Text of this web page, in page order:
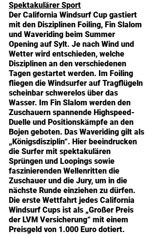
Spektakulärer Sport
Der California Windsurf Cup gastiert
mit den Disziplinen Foiling, Fin Slalom
und Waveriding beim Summer
Opening auf Sylt. Je nach Wind und
Wetter wird entschieden, welche
Disziplinen an den verschiedenen
Tagen gestartet werden. Im Foiling
fliegen die Windsurfer auf Tragflügeln
scheinbar schwerelos über das
Wasser. Im Fin Slalom werden den
Zuschauern spannende Highspeed-
Duelle und Positionskämpfe an den
Bojen geboten. Das Waveriding gilt als
„Königsdisziplin“. Hier beeindrucken
die Surfer mit spektakulären
Sprüngen und Loopings sowie
faszinierenden Wellenritten die
Zuschauer und die Jury, um in die
nächste Runde einziehen zu dürfen.
Die erste Wettfahrt jedes California
Windsurf Cups ist als „Großer Preis
der LVM Versicherung“ mit einem
Preisgeld von 1.000 Euro dotiert.